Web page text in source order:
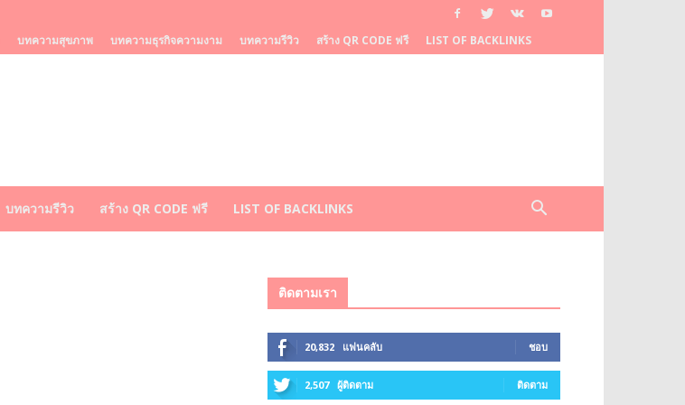
บทความสุขภาพ บทความธุรกิจความงาม บทความรีวิว สร้าง QR CODE ฟรี LIST OF BACKLINKS
บทความรีวิว สร้าง QR CODE ฟรี LIST OF BACKLINKS
ติดตามเรา
20,832 แฟนคลับ ชอบ
2,507 ผู้ติดตาม ติดตาม